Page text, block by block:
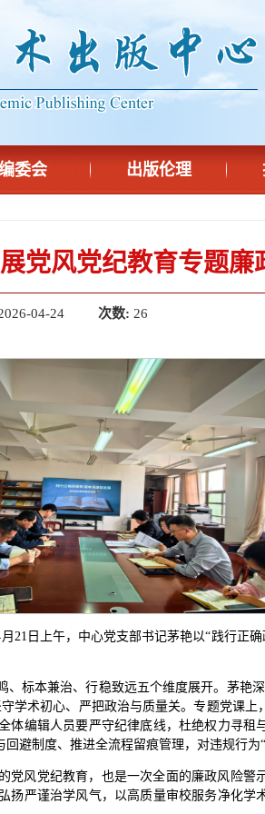
委会 出版伦理
党风党纪教育专题廉
04-24 次数: 26
21日上午，中心党支部书记茅艳以“践行正
标本兼治、行稳致远五个维度展开。茅艳
学术初心、严把政治与质量关。专题党课
体编辑人员要严守纪律底线，杜绝权力寻租
避制度、推进全流程留痕管理，对违规行为“
党风党纪教育，也是一次全面的廉政风险警
扬严谨治学风气，以高质量审校服务净化学